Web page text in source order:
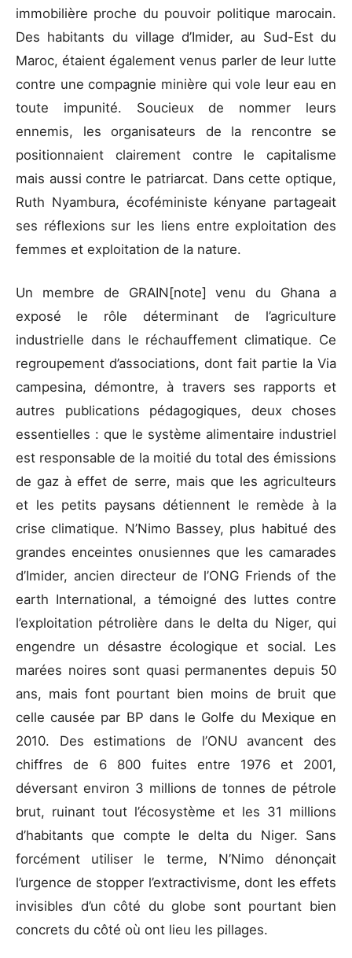
immobilière proche du pouvoir politique marocain.
Des habitants du village d’Imider, au Sud-Est du
Maroc, étaient également venus parler de leur lutte
contre une compagnie minière qui vole leur eau en
toute impunité. Soucieux de nommer leurs
ennemis, les organisateurs de la rencontre se
positionnaient clairement contre le capitalisme
mais aussi contre le patriarcat. Dans cette optique,
Ruth Nyambura, écoféministe kényane partageait
ses réflexions sur les liens entre exploitation des
femmes et exploitation de la nature.
Un membre de GRAIN[note] venu du Ghana a
exposé le rôle déterminant de l’agriculture
industrielle dans le réchauffement climatique. Ce
regroupement d’associations, dont fait partie la Via
campesina, démontre, à travers ses rapports et
autres publications pédagogiques, deux choses
essentielles : que le système alimentaire industriel
est responsable de la moitié du total des émissions
de gaz à effet de serre, mais que les agriculteurs
et les petits paysans détiennent le remède à la
crise climatique. N’Nimo Bassey, plus habitué des
grandes enceintes onusiennes que les camarades
d’Imider, ancien directeur de l’ONG Friends of the
earth International, a témoigné des luttes contre
l’exploitation pétrolière dans le delta du Niger, qui
engendre un désastre écologique et social. Les
marées noires sont quasi permanentes depuis 50
ans, mais font pourtant bien moins de bruit que
celle causée par BP dans le Golfe du Mexique en
2010. Des estimations de l’ONU avancent des
chiffres de 6 800 fuites entre 1976 et 2001,
déversant environ 3 millions de tonnes de pétrole
brut, ruinant tout l’écosystème et les 31 millions
d’habitants que compte le delta du Niger. Sans
forcément utiliser le terme, N’Nimo dénonçait
l’urgence de stopper l’extractivisme, dont les effets
invisibles d’un côté du globe sont pourtant bien
concrets du côté où ont lieu les pillages.